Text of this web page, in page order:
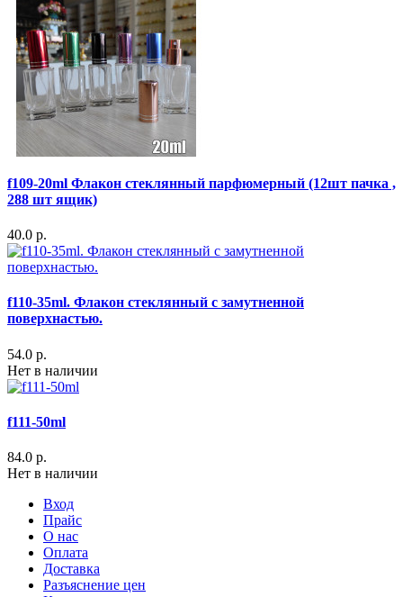
f109-20ml Флакон стеклянный парфюмерный (12шт пачка ,
288 шт ящик)
40.0 р.
f110-35ml. Флакон стеклянный с замутненной
поверхнастью.
54.0 р.
Нет в наличии
f111-50ml
84.0 р.
Нет в наличии
Вход
Прайс
О нас
Оплата
Доставка
Разъяснение цен